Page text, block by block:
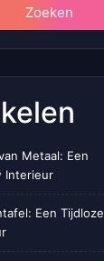
Zoeken
Metaal: Een
Interieur
Een Tijdloze